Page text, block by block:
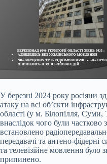
У березні 2024 року росіяни
атаку на всі об’єкти
області (у м. Білопілля, Суми,
внаслідок чого були частково
встановлено
передавачі та антено-фідерні
та телевізійне мовлення було
припинено.